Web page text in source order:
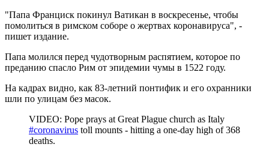
"Папа Франциск покинул Ватикан в воскресенье, чтобы
помолиться в римском соборе о жертвах коронавируса", -
пишет издание.
Папа молился перед чудотворным распятием, которое по
преданию спасло Рим от эпидемии чумы в 1522 году.
На кадрах видно, как 83-летний понтифик и его охранники
шли по улицам без масок.
VIDEO: Pope prays at Great Plague church as Italy
#coronavirus toll mounts - hitting a one-day high of 368
deaths.